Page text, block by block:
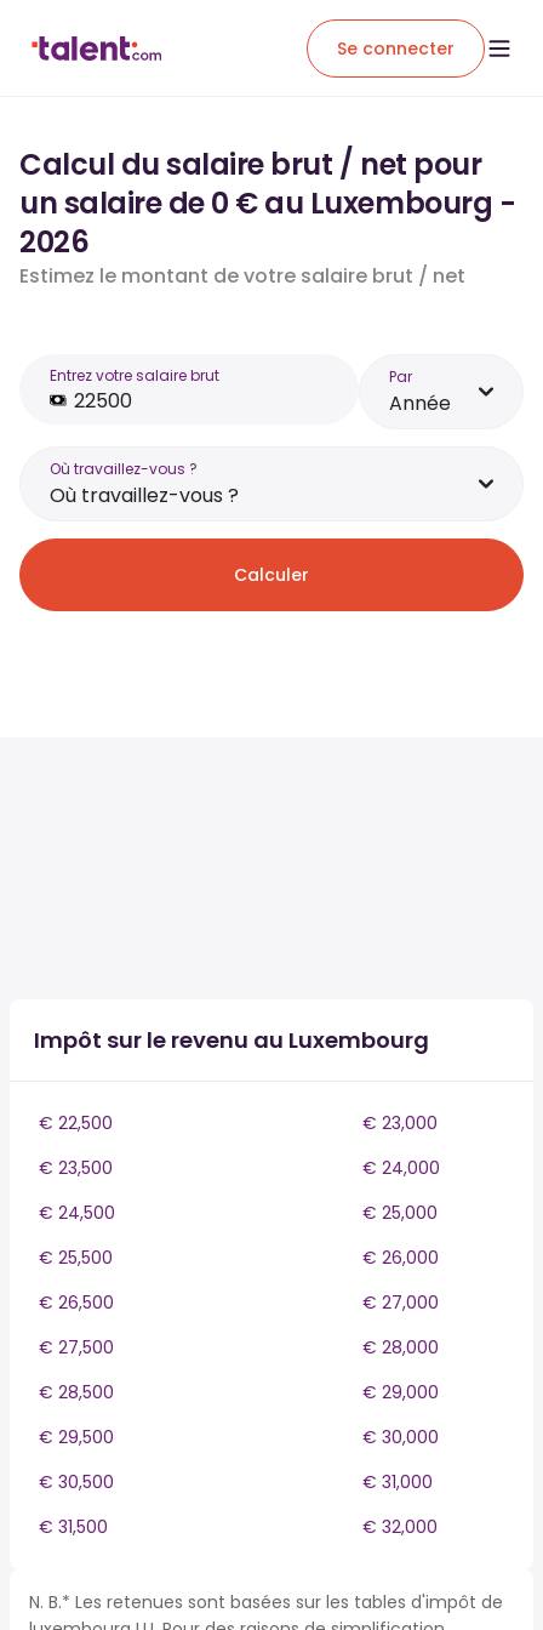
Se connecter
Calcul du salaire brut / net pour
un salaire de 0 € au Luxembourg -
2026
Estimez le montant de votre salaire brut / net
Entrez votre salaire brut Par
Année
Où travaillez-vous ?
Où travaillez-vous ?
Calculer
Impôt sur le revenu au Luxembourg
€ 22,500
€ 23,000
€ 23,500
€ 24,000
€ 24,500
€ 25,000
€ 25,500
€ 26,000
€ 26,500
€ 27,000
€ 27,500
€ 28,000
€ 28,500
€ 29,000
€ 29,500
€ 30,000
€ 30,500
€ 31,000
€ 31,500
€ 32,000
N. B.* Les retenues sont basées sur les tables d'impôt de